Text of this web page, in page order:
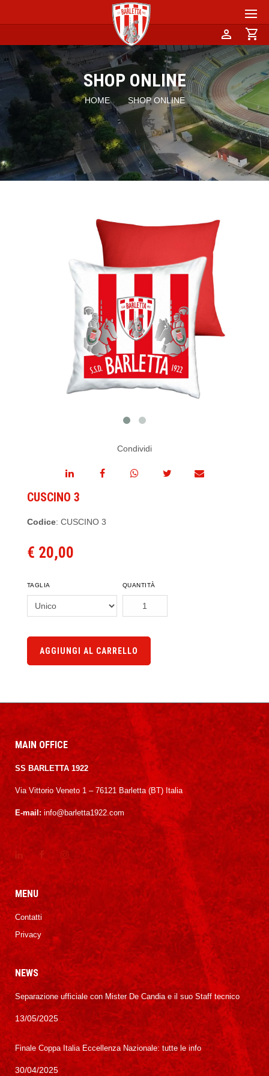
person shopping_cart
SHOP ONLINE
HOME SHOP ONLINE
Condividi
CUSCINO 3
Codice: CUSCINO 3
€ 20,00
TAGLIA QUANTITÀ
AGGIUNGI AL CARRELLO
MAIN OFFICE
SS BARLETTA 1922
Via Vittorio Veneto 1 – 76121 Barletta (BT) Italia
E-mail: info@barletta1922.com
MENU
Contatti
Privacy
NEWS
Separazione ufficiale con Mister De Candia e il suo Staff tecnico
13/05/2025
Finale Coppa Italia Eccellenza Nazionale: tutte le info
30/04/2025